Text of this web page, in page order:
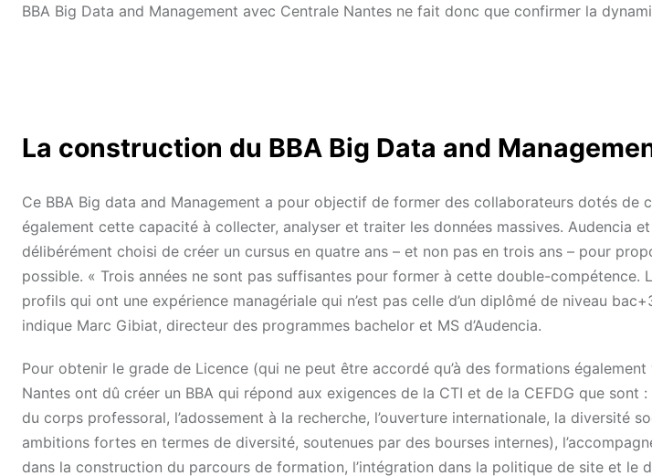
BBA Big Data and Management avec Centrale Nantes ne fait donc que confirmer la
La construction du BBA Big Data and
Ce BBA Big data and Management a pour objectif de former des collaborateurs dotés de
également cette capacité à collecter, analyser et traiter les données massives. Audencia
délibérément choisi de créer un cursus en quatre ans – et non pas en trois ans – pour
possible. « Trois années ne sont pas suffisantes pour former à cette double-compétence.
profils qui ont une expérience managériale qui n’est pas celle d’un diplômé de niveau
indique Marc Gibiat, directeur des programmes bachelor et MS d’Audencia.
Pour obtenir le grade de Licence (qui ne peut être accordé qu’à des formations
Nantes ont dû créer un BBA qui répond aux exigences de la CTI et de la CEFDG que sont
du corps professoral, l’adossement à la recherche, l’ouverture internationale, la diversité
ambitions fortes en termes de diversité, soutenues par des bourses internes),
dans la construction du parcours de formation, l’intégration dans la politique de site et le